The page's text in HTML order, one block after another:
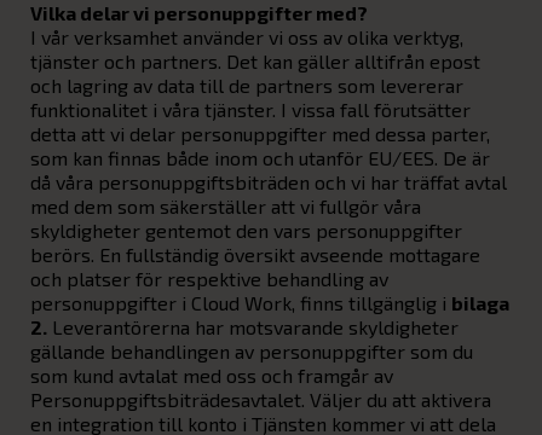
Vilka delar vi personuppgifter med?
I vår verksamhet använder vi oss av olika verktyg,
tjänster och partners. Det kan gäller alltifrån epost
och lagring av data till de partners som levererar
funktionalitet i våra tjänster. I vissa fall förutsätter
detta att vi delar personuppgifter med dessa parter,
som kan finnas både inom och utanför EU/EES. De är
då våra personuppgiftsbiträden och vi har träffat avtal
med dem som säkerställer att vi fullgör våra
skyldigheter gentemot den vars personuppgifter
berörs. En fullständig översikt avseende mottagare
och platser för respektive behandling av
personuppgifter i Cloud Work, finns tillgänglig i bilaga
2. Leverantörerna har motsvarande skyldigheter
gällande behandlingen av personuppgifter som du
som kund avtalat med oss och framgår av
Personuppgiftsbiträdesavtalet. Väljer du att aktivera
en integration till konto i Tjänsten kommer vi att dela